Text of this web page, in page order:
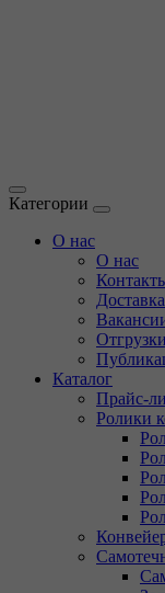
Категории
О нас
О нас
Каталог
Прайс-
Ролики